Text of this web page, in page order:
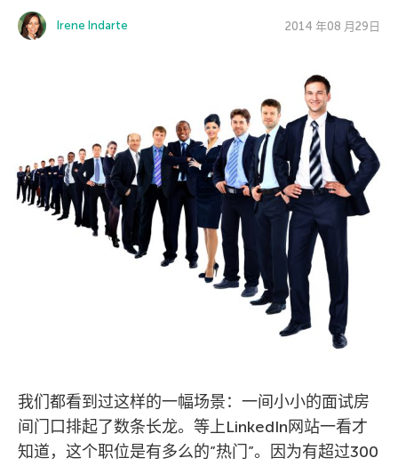
Irene Indarte 2014 年08 月29日
我们都看到过这样的一幅场景：一间小小的面试房
间门口排起了数条长龙。等上LinkedIn网站一看才
知道，这个职位是有多么的”热门”。因为有超过300